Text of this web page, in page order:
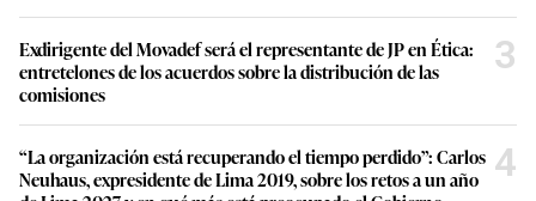
Exdirigente del Movadef será el representante de JP en Ética:
entretelones de los acuerdos sobre la distribución de las
comisiones
3
“La organización está recuperando el tiempo perdido”: Carlos
Neuhaus, expresidente de Lima 2019, sobre los retos a un año
4